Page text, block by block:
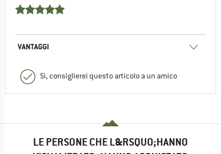
VANTAGGI
Sì, consiglierei questo articolo a un amico
LE PERSONE CHE L&RSQUO;HANNO